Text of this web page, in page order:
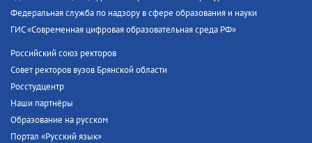
Федеральная служба по надзору в сфере образования и науки
ГИС «Современная цифровая образовательная среда РФ»
Российский союз ректоров
Совет ректоров вузов Брянской области
Росстудцентр
Наши партнёры
Образование на русском
Портал «Русский язык»